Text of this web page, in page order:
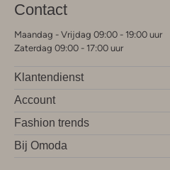
Contact
Maandag - Vrijdag 09:00 - 19:00 uur
Zaterdag 09:00 - 17:00 uur
Klantendienst
Account
Fashion trends
Bij Omoda